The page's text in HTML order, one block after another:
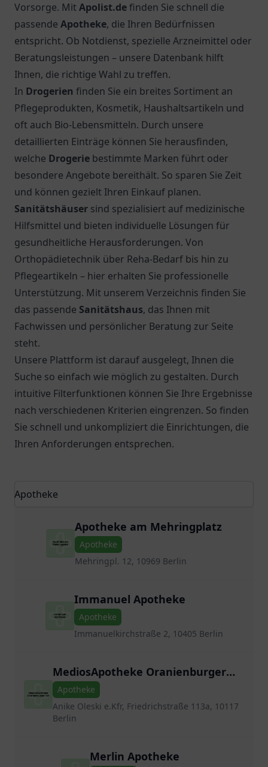
Vorsorge. Mit Apolist.definden Sie schnell die
passende Apotheke, die Ihren Bedürfnissen
entspricht. Ob Notdienst, spezielle Arzneimittel oder
Beratungsleistungen – unsere Datenbank hilft
Ihnen, die richtige Wahl zu treffen.
In Drogerien finden Sie ein breites Sortiment an
Pflegeprodukten, Kosmetik, Haushaltsartikeln und
oft auch Bio-Lebensmitteln. Durch unsere
detaillierten Einträge können Sie herausfinden,
welche Drogerie bestimmte Marken führt oder
besondere Angebote bereithält. So sparen Sie Zeit
und können gezielt Ihren Einkauf planen.
Sanitätshäuser sind spezialisiert auf medizinische
Hilfsmittel und bieten individuelle Lösungen für
gesundheitliche Herausforderungen. Von
Orthopädietechnik über Reha-Bedarf bis hin zu
Pflegeartikeln – hier erhalten Sie professionelle
Unterstützung. Mit unserem Verzeichnis finden Sie
das passende Sanitätshaus, das Ihnen mit
Fachwissen und persönlicher Beratung zur Seite
steht.
Unsere Plattform ist darauf ausgelegt, Ihnen die
Suche so einfach wie möglich zu gestalten. Durch
intuitive Filterfunktionen können Sie Ihre Ergebnisse
nach verschiedenen Kriterien eingrenzen. So finden
Sie schnell und unkompliziert die Einrichtungen, die
Ihren Anforderungen entsprechen.
Apotheke am Mehringplatz
Apotheke
Mehringpl. 12, 10969 Berlin
Immanuel Apotheke
Apotheke
Immanuelkirchstraße 2, 10405 Berlin
MediosApotheke Oranienburger
Tor
Apotheke
Anike Oleski e.Kfr, Friedrichstraße 113a, 10117
Berlin
Merlin Apotheke